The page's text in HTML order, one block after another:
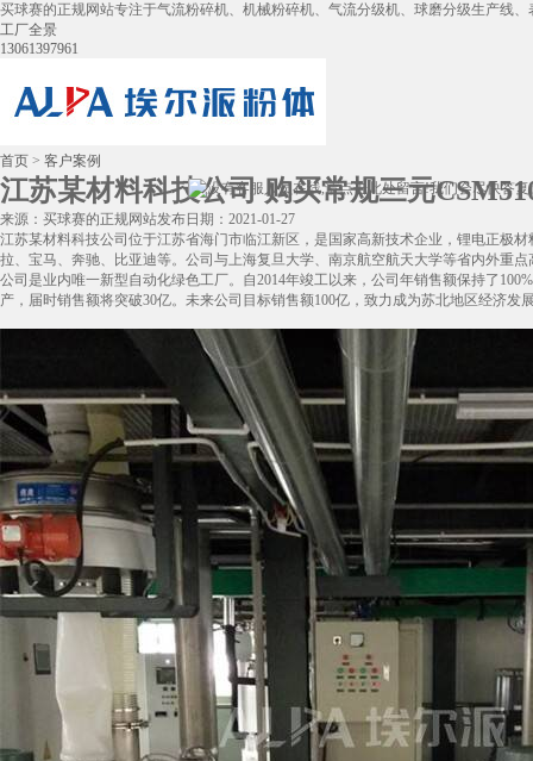
买球赛的正规网站专注于气流粉碎机、机械粉碎机、气流分级机、球磨分级生产线
工厂全景
13061397961
首页 > 客户案例
江苏某材料科技公司 购买常规三元
来源：买球赛的正规网站发布日期：2021-01-27
江苏某材料科技公司位于江苏省海门市临江新区，是国家高新技术企业，锂电正极
拉、宝马、奔驰、比亚迪等。公司与上海复旦大学、南京航空航天大学等省内外重
公司是业内唯一新型自动化绿色工厂。自2014年竣工以来，公司年销售额保持了
产，届时销售额将突破30亿。未来公司目标销售额100亿，致力成为苏北地区经济发